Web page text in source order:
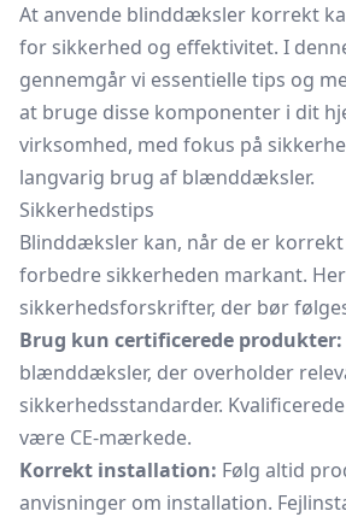
At anvende blinddæksler korrekt
for sikkerhed og effektivitet. I
gennemgår vi essentielle tips og
at bruge disse komponenter i dit
virksomhed, med fokus på
langvarig brug af blænddæksler.
Sikkerhedstips
Blinddæksler kan, når de er
forbedre sikkerheden markant.
sikkerhedsforskrifter, der bør
Brug kun certificerede produkter:
blænddæksler, der overholder
sikkerhedsstandarder.
være CE-mærkede.
Korrekt installation: Følg altid
anvisninger om installation.